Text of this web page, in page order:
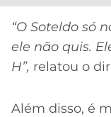
MG
“O Soteldo só
ele não quis.
H”, relatou o
Além disso, é